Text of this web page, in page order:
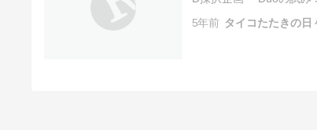
5年前 タイコたたきの日